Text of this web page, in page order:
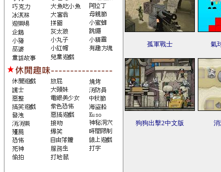
孤軍戰士 氣
狗狗出擊2中文版